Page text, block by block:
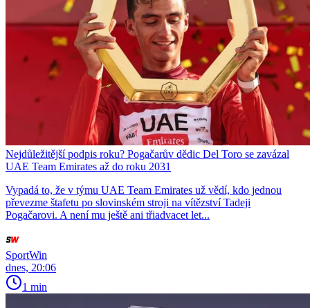
Nejdůležitější podpis roku? Pogačarův dědic Del Toro se zavázal
UAE Team Emirates až do roku 2031
Vypadá to, že v týmu UAE Team Emirates už vědí, kdo jednou
převezme štafetu po slovinském stroji na vítězství Tadeji
Pogačarovi. A není mu ještě ani třiadvacet let...
SportWin
dnes, 20:06
1 min